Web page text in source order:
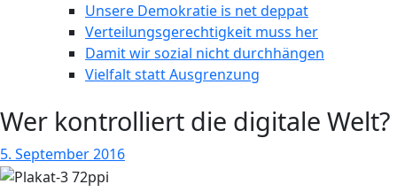
Unsere Demokratie is net deppat
Verteilungsgerechtigkeit muss her
Damit wir sozial nicht durchhängen
Vielfalt statt Ausgrenzung
Wer kontrolliert die digitale Welt?
5. September 2016